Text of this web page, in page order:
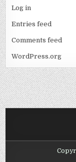
Log in
Entries feed
Comments feed
WordPress.org